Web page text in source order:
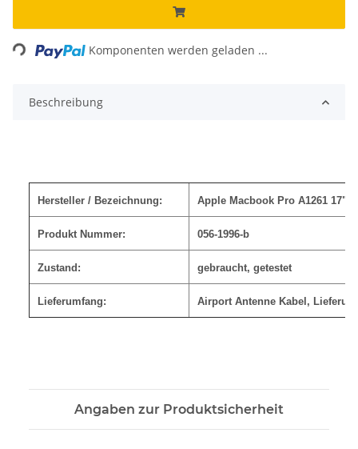
Loading... Komponenten werden geladen ...
Beschreibung
Hersteller / Bezeichnung: Apple Macbook Pro A1261
Produkt Nummer: 056-1996-b
Zustand: gebraucht, getestet
Lieferumfang: Airport Antenne Kabel ,
Angaben zur Produktsicherheit